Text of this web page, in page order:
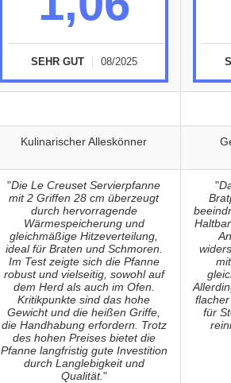
SEHR GUT 08/2025
Kulinarischer Alleskönner
"Die Le Creuset Servierpfanne
mit 2 Griffen 28 cm überzeugt
durch hervorragende
Wärmespeicherung und
gleichmäßige Hitzeverteilung,
ideal für Braten und Schmoren.
Im Test zeigte sich die Pfanne
robust und vielseitig, sowohl auf
dem Herd als auch im Ofen.
Kritikpunkte sind das hohe
Gewicht und die heißen Griffe,
die Handhabung erfordern. Trotz
des hohen Preises bietet die
Pfanne langfristig gute Investition
durch Langlebigkeit und
Qualität."
"
für